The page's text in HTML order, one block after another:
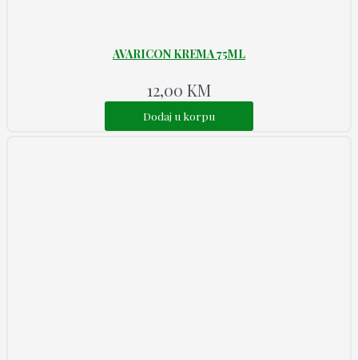
AVARICON KREMA 75ML
12,00 KM
Dodaj u korpu